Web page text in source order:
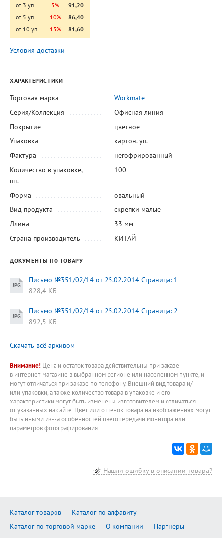
от 3 уп.
−5%
91,20
от 5 уп.
−10%
86,40
от 10 уп.
−15% 81,60
Условия доставки
ХАРАКТЕРИСТИКИ
Торговая марка
Workmate
Серия/Коллекция
Офисная линия
Покрытие
цветное
Упаковка
картон. уп.
Фактура
негофрированный
Количество в упаковке,
шт.
100
Форма
овальный
Вид продукта
скрепки малые
Длина
33 мм
Страна производитель
КИТАЙ
ДОКУМЕНТЫ ПО ТОВАРУ
Письмо №351/02/14 от 25.02.2014 Страница: 1
828,4 КБ
Письмо №351/02/14 от 25.02.2014 Страница: 2
892,5 КБ
Скачать всё архивом
Внимание! Цена и остаток товара действительны при заказе
в интернет-магазине в выбранном регионе или населенном пункте, и
могут отличаться при заказе по телефону. Внешний вид товара и/
или упаковки, а также количество товара в упаковке и его
характеристики могут быть изменены изготовителем и отличаться
от указанных на сайте. Цвет или оттенок товара на изображениях могут
быть иными из-за особенностей цветопередачи монитора или
параметров фотографирования.
Нашли ошибку в описании товара?
Каталог товаров
Каталог по алфавиту
Каталог по торговой марке
О компании
Партнеры